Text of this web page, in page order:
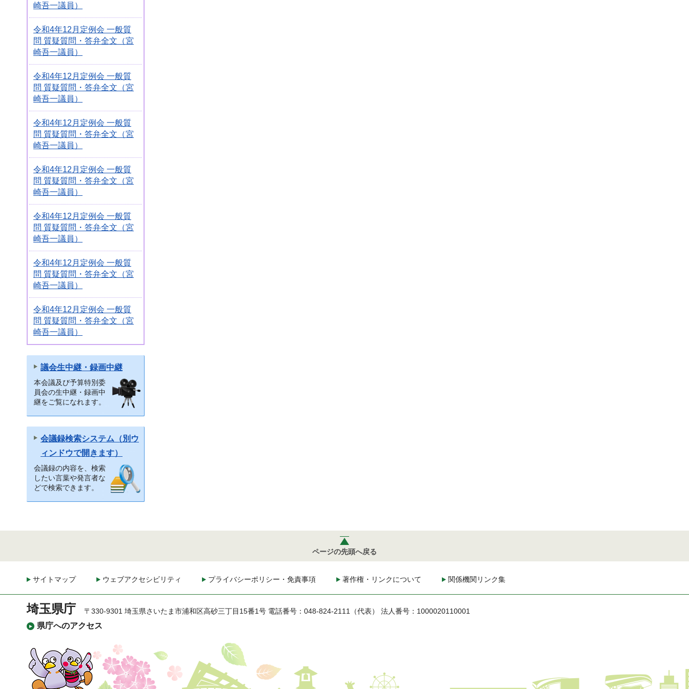
崎吾一議員）
令和4年12月定例会 一般質
問 質疑質問・答弁全文（宮
崎吾一議員）
令和4年12月定例会 一般質
問 質疑質問・答弁全文（宮
崎吾一議員）
令和4年12月定例会 一般質
問 質疑質問・答弁全文（宮
崎吾一議員）
令和4年12月定例会 一般質
問 質疑質問・答弁全文（宮
崎吾一議員）
令和4年12月定例会 一般質
問 質疑質問・答弁全文（宮
崎吾一議員）
令和4年12月定例会 一般質
問 質疑質問・答弁全文（宮
崎吾一議員）
令和4年12月定例会 一般質
問 質疑質問・答弁全文（宮
崎吾一議員）
議会生中継・録画中継
本会議及び予算特別委
員会の生中継・録画中
継をご覧になれます。
会議録検索システム（別ウ
ィンドウで開きます）
会議録の内容を、検索
したい言葉や発言者な
どで検索できます。
ページの先頭へ戻る
サイトマップ ウェブアクセシビリティ プライバシーポリシー・免責事項 著作権・リンクについて 関係機関リンク集
埼玉県庁
県庁へのアクセス
〒330-9301 埼玉県さいたま市浦和区高砂三丁目15番1号 電話番号：048-824-2111（代表） 法人番号：1000020110001